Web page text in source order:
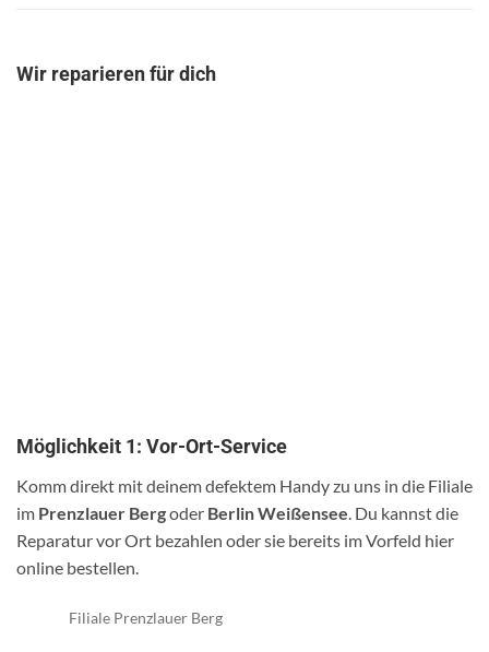
Wir reparieren für dich
Möglichkeit 1: Vor-Ort-Service
Komm direkt mit deinem defektem Handy zu uns in die Filiale
im Prenzlauer Bergoder Berlin Weißensee. Du kannst die
Reparatur vor Ort bezahlen oder sie bereits im Vorfeld hier
online bestellen.
Filiale Prenzlauer Berg